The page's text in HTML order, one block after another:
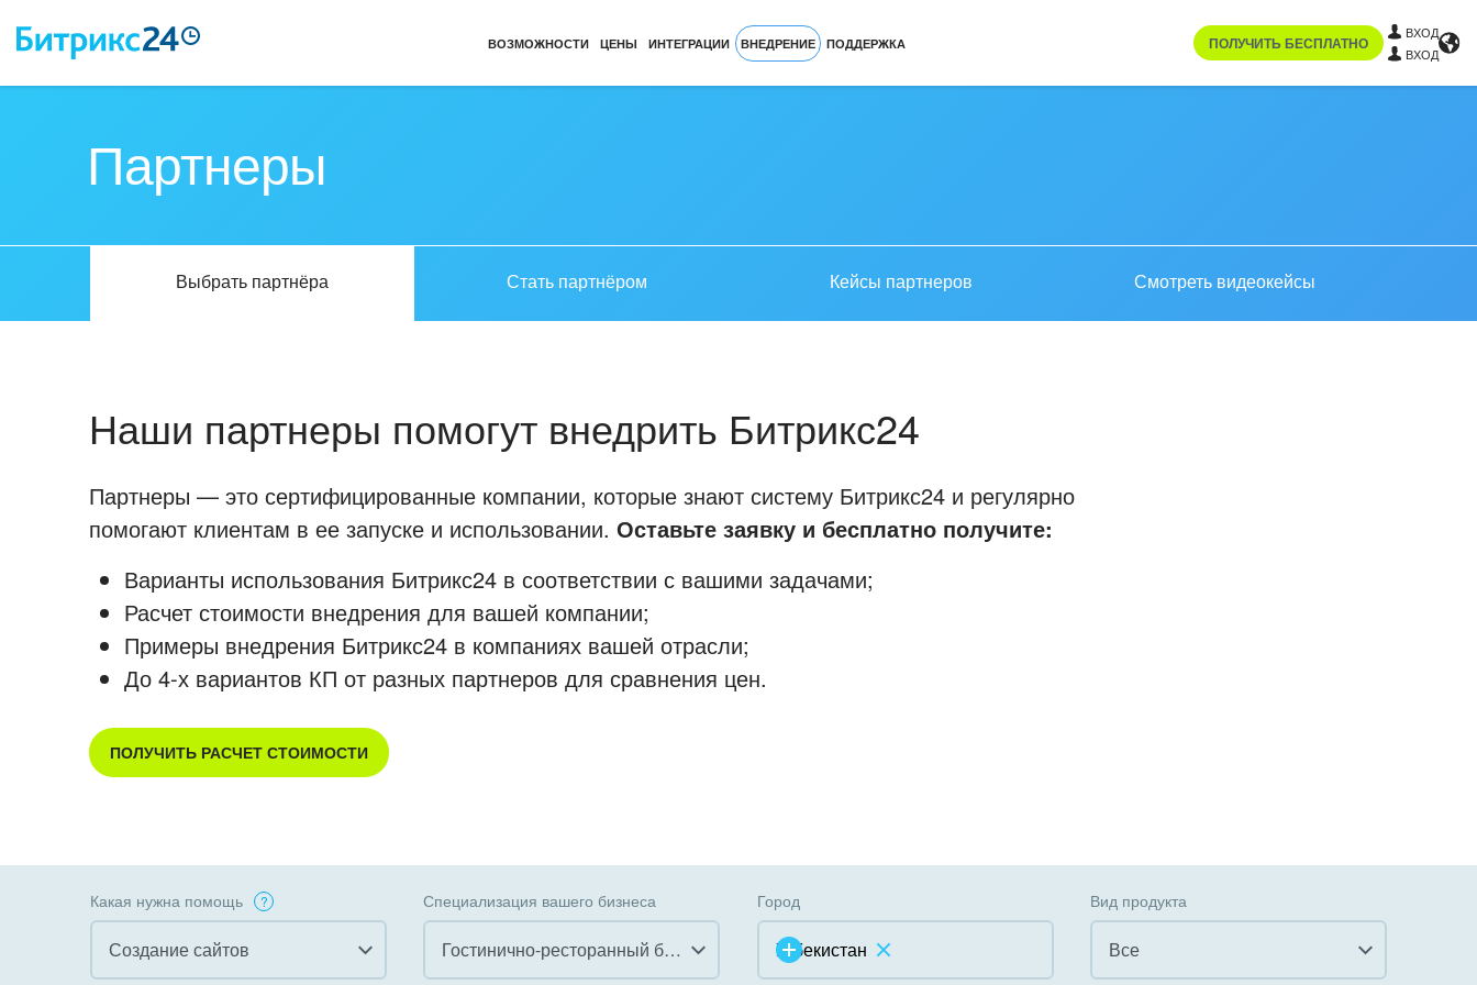
ВОЗМОЖНОСТИ ЦЕНЫ ИНТЕГРАЦИИ ВНЕДРЕНИЕ ПОДДЕРЖКА ПОЛУЧИТЬ БЕСПЛАТНО
ВХОД
ВХОД
Партнеры
Выбрать партнёра Стать партнёром Кейсы партнеров Смотреть видеокейсы
Наши партнеры помогут внедрить Битрикс24
Партнеры — это сертифицированные компании, которые знают систему Битрикс24 и регулярно
помогают клиентам в ее запуске и использовании. Оставьте заявку и бесплатно получите:
Варианты использования Битрикс24 в соответствии с вашими задачами;
Расчет стоимости внедрения для вашей компании;
Примеры внедрения Битрикс24 в компаниях вашей отрасли;
До 4-х вариантов КП от разных партнеров для сравнения цен.
ПОЛУЧИТЬ РАСЧЕТ СТОИМОСТИ
Какая нужна помощь
Создание сайтов
Специализация вашего бизнеса
Гостинично-ресторанный бизнес
Город
Узбекистан
Вид продукта
Все